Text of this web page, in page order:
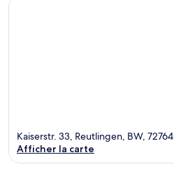
Kaiserstr. 33, Reutlingen, BW, 72764
Afficher la carte